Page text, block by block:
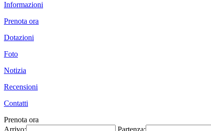
Informazioni
Prenota ora
Dotazioni
Foto
Notizia
Recensioni
Contatti
Prenota ora
Arrivo:
Partenza: